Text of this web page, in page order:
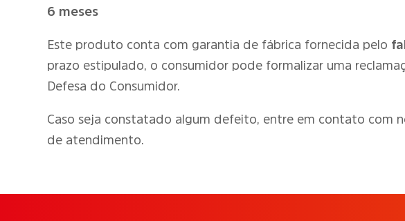
6 meses
Este produto conta com garantia de fábrica fornecida pelo
prazo estipulado, o consumidor pode formalizar uma
Defesa do Consumidor.
Caso seja constatado algum defeito, entre em contato com
de atendimento.